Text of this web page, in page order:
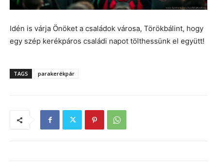
Idén is várja Önöket a családok városa, Törökbálint, hogy
egy szép kerékpáros családi napot tölthessünk el együtt!
TAGS parakerékpár